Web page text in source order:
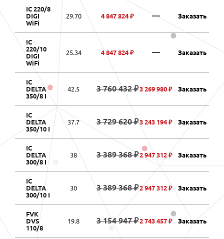
IC 220/8
DIGI
WiFi
29.70 4 847 824 ₽ — Заказать
IC
220/10
DIGI
WiFi
25.34 4 847 824 ₽ — Заказать
IC
DELTA
350/8 I
42.5 3 760 432 ₽3 269 980 ₽ Заказать
IC
DELTA
350/10 I
37.7 3 729 620 ₽3 243 194 ₽ Заказать
IC
DELTA
300/8 I
38 3 389 368 ₽2 947 312 ₽ Заказать
IC
DELTA
300/10 I
30 3 389 368 ₽2 947 312 ₽ Заказать
FVK
DVS
110/8
19.8 3 154 947 ₽2 743 457 ₽ Заказать